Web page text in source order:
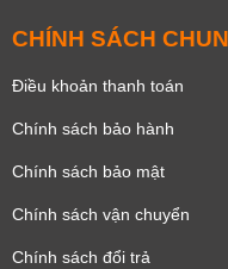
CHÍNH SÁCH
Điều khoản thanh toán
Chính sách bảo hành
Chính sách bảo mật
Chính sách vận chuyển
Chính sách đổi trả